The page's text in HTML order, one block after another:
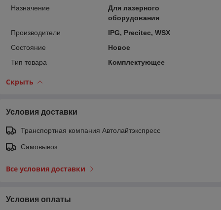
Назначение
Для лазерного
оборудования
Производители
IPG, Precitec, WSX
Состояние
Новое
Тип товара
Комплектующее
Скрыть
Условия доставки
Транспортная компания Автолайтэкспресс
Самовывоз
Все условия доставки
Условия оплаты